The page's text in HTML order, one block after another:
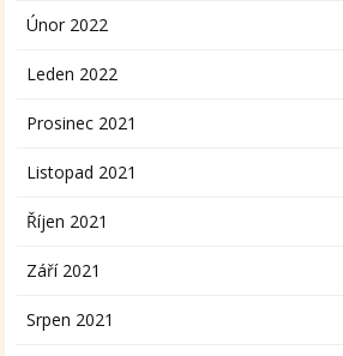
Únor 2022
Leden 2022
Prosinec 2021
Listopad 2021
Říjen 2021
Září 2021
Srpen 2021